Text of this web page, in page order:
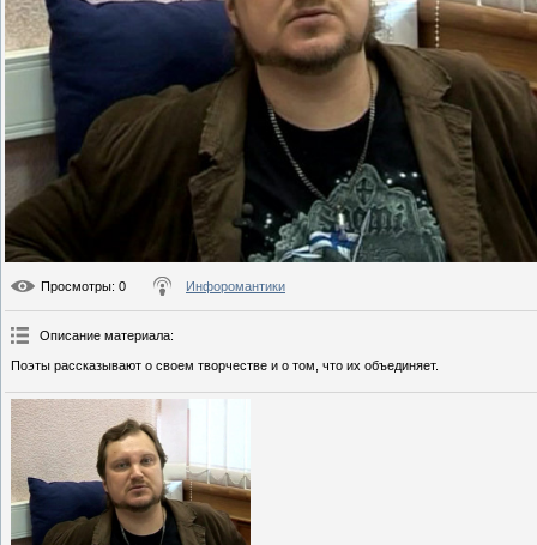
Просмотры: 0 Инфоромантики
Описание материала:
Поэты рассказывают о своем творчестве и о том, что их объединяет.